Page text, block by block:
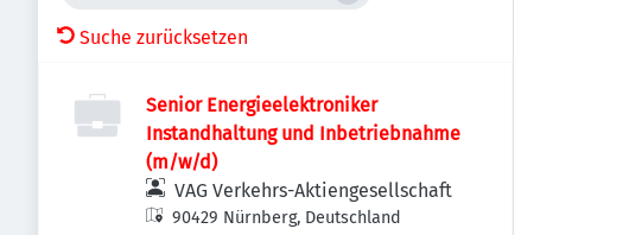
Suche zurücksetzen
Senior Energieelektroniker
Instandhaltung und Inbetriebnahme
(m/w/d)
VAG Verkehrs-Aktiengesellschaft
90429 Nürnberg, Deutschland